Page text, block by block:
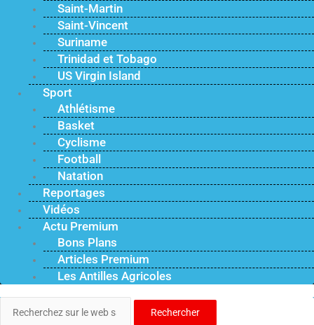
Saint-Martin
Saint-Vincent
Suriname
Trinidad et Tobago
US Virgin Island
Sport
Athlétisme
Basket
Cyclisme
Football
Natation
Reportages
Vidéos
Actu Premium
Bons Plans
Articles Premium
Les Antilles Agricoles
Rechercher